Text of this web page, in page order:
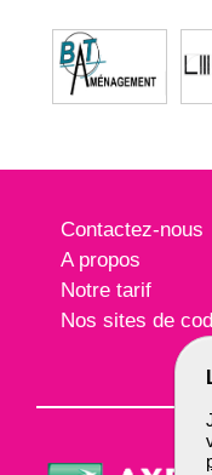
Contactez-nous
A propos
Notre tarif
Nos sites de